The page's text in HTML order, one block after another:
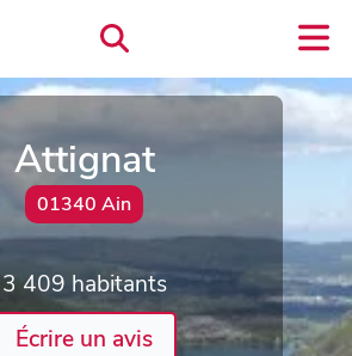
Attignat
01340 Ain
3 409 habitants
Écrire un avis